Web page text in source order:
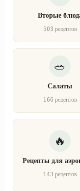
Вторые
503 рецептов
Салаты
166 рецептов
Рецепты для
143 рецептов